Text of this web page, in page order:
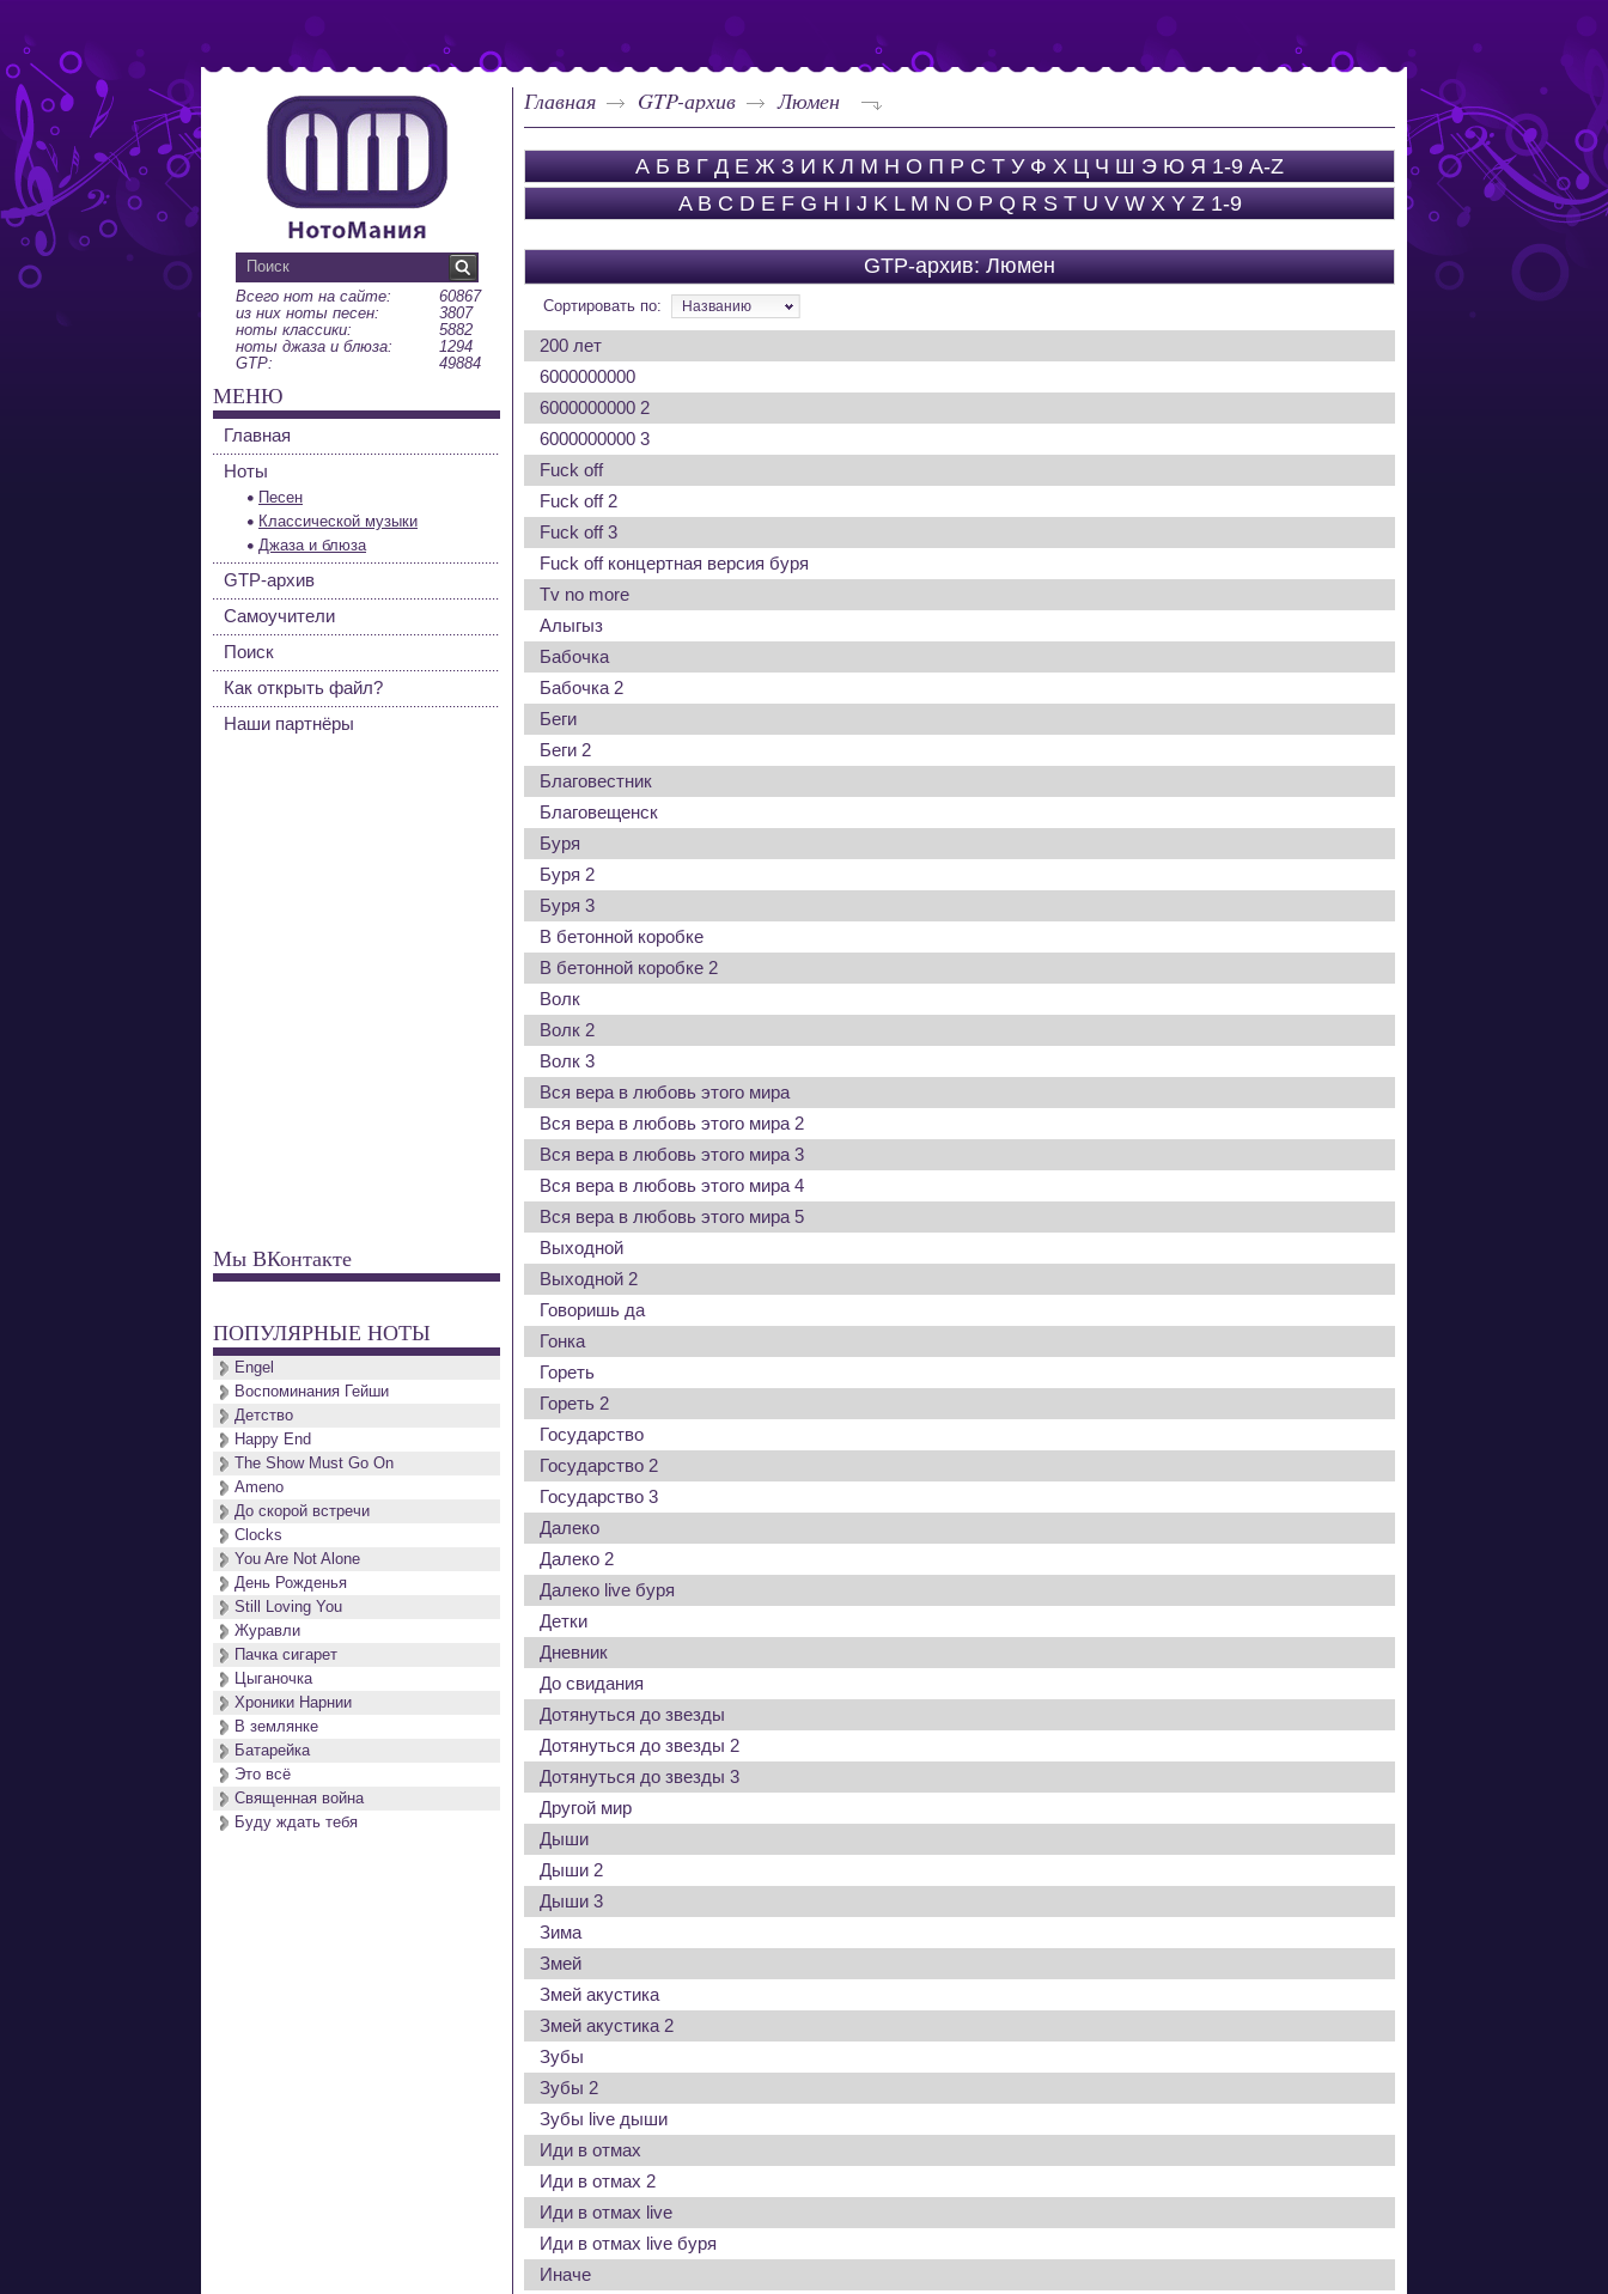
Главная GTP-архив Люмен
А Б В Г Д Е Ж З И К Л М Н О П Р С Т У Ф Х Ц Ч Ш Э Ю Я 1-9 A-Z
A B C D E F G H I J K L M N O P Q R S T U V W X Y Z 1-9
GTP-архив: Люмен
Сортировать по: Названию
200 лет
6000000000
6000000000 2
6000000000 3
Fuck off
Fuck off 2
Fuck off 3
Fuck off концертная версия буря
Tv no more
Алыгыз
Бабочка
Бабочка 2
Беги
Беги 2
Благовестник
Благовещенск
Буря
Буря 2
Буря 3
В бетонной коробке
В бетонной коробке 2
Волк
Волк 2
Волк 3
Вся вера в любовь этого мира
Вся вера в любовь этого мира 2
Вся вера в любовь этого мира 3
Вся вера в любовь этого мира 4
Вся вера в любовь этого мира 5
Выходной
Выходной 2
Говоришь да
Гонка
Гореть
Гореть 2
Государство
Государство 2
Государство 3
Далеко
Далеко 2
Далеко live буря
Детки
Дневник
До свидания
Дотянуться до звезды
Дотянуться до звезды 2
Дотянуться до звезды 3
Другой мир
Дыши
Дыши 2
Дыши 3
Зима
Змей
Змей акустика
Змей акустика 2
Зубы
Зубы 2
Зубы live дыши
Иди в отмах
Иди в отмах 2
Иди в отмах live
Иди в отмах live буря
Иначе
Всего нот на сайте:
60867
из них ноты песен:
3807
ноты классики:
5882
ноты джаза и блюза:
1294
GTP:
49884
МЕНЮ
Главная
Ноты
Песен
Классической музыки
Джаза и блюза
GTP-архив
Самоучители
Поиск
Как открыть файл?
Наши партнёры
Мы ВКонтакте
ПОПУЛЯРНЫЕ НОТЫ
Engel
Воспоминания Гейши
Детство
Happy End
The Show Must Go On
Ameno
До скорой встречи
Clocks
You Are Not Alone
День Рожденья
Still Loving You
Журавли
Пачка сигарет
Цыганочка
Хроники Нарнии
В землянке
Батарейка
Это всё
Священная война
Буду ждать тебя